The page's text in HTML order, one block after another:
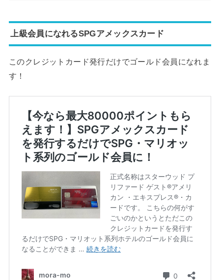
上級会員になれるSPGアメックスカード
このクレジットカード発行だけでゴールド会員になれま
す！